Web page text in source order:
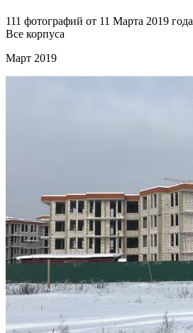
111 фотографий от 11 Марта 2019 года
Все корпуса
Март 2019